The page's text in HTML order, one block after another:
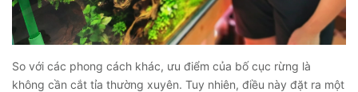
So với các phong cách khác, ưu điểm của bố cục rừng là
không cần cắt tỉa thường xuyên. Tuy nhiên, điều này đặt ra một